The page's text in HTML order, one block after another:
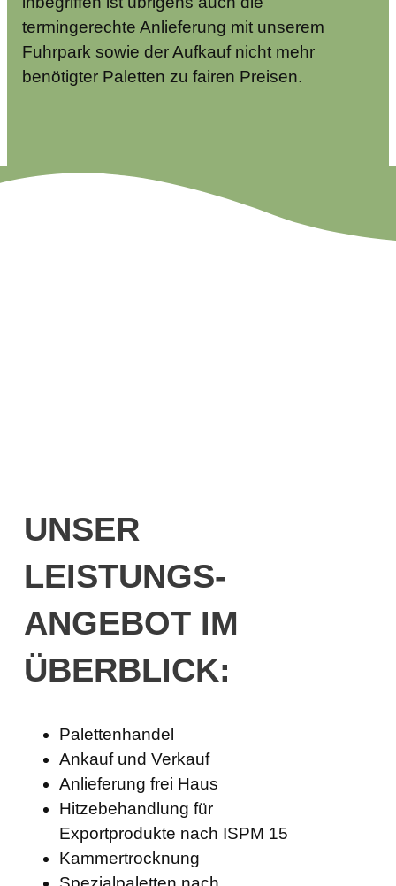
termingerechte Anlieferung mit unserem
Fuhrpark sowie der Aufkauf nicht mehr
benötigter Paletten zu fairen Preisen.
UNSER
LEISTUNGS­
ANGEBOT IM
ÜBERBLICK:
Palettenhandel
Ankauf und Verkauf
Anlieferung frei Haus
Hitzebehandlung für
Exportprodukte nach ISPM 15
Kammertrocknung